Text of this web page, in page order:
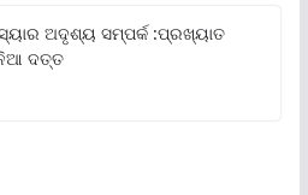
ଅଦୃଶ୍ୟ ସମ୍ପର୍କ :ପ୍ରଖ୍ୟାତ
ଦତ୍ତ